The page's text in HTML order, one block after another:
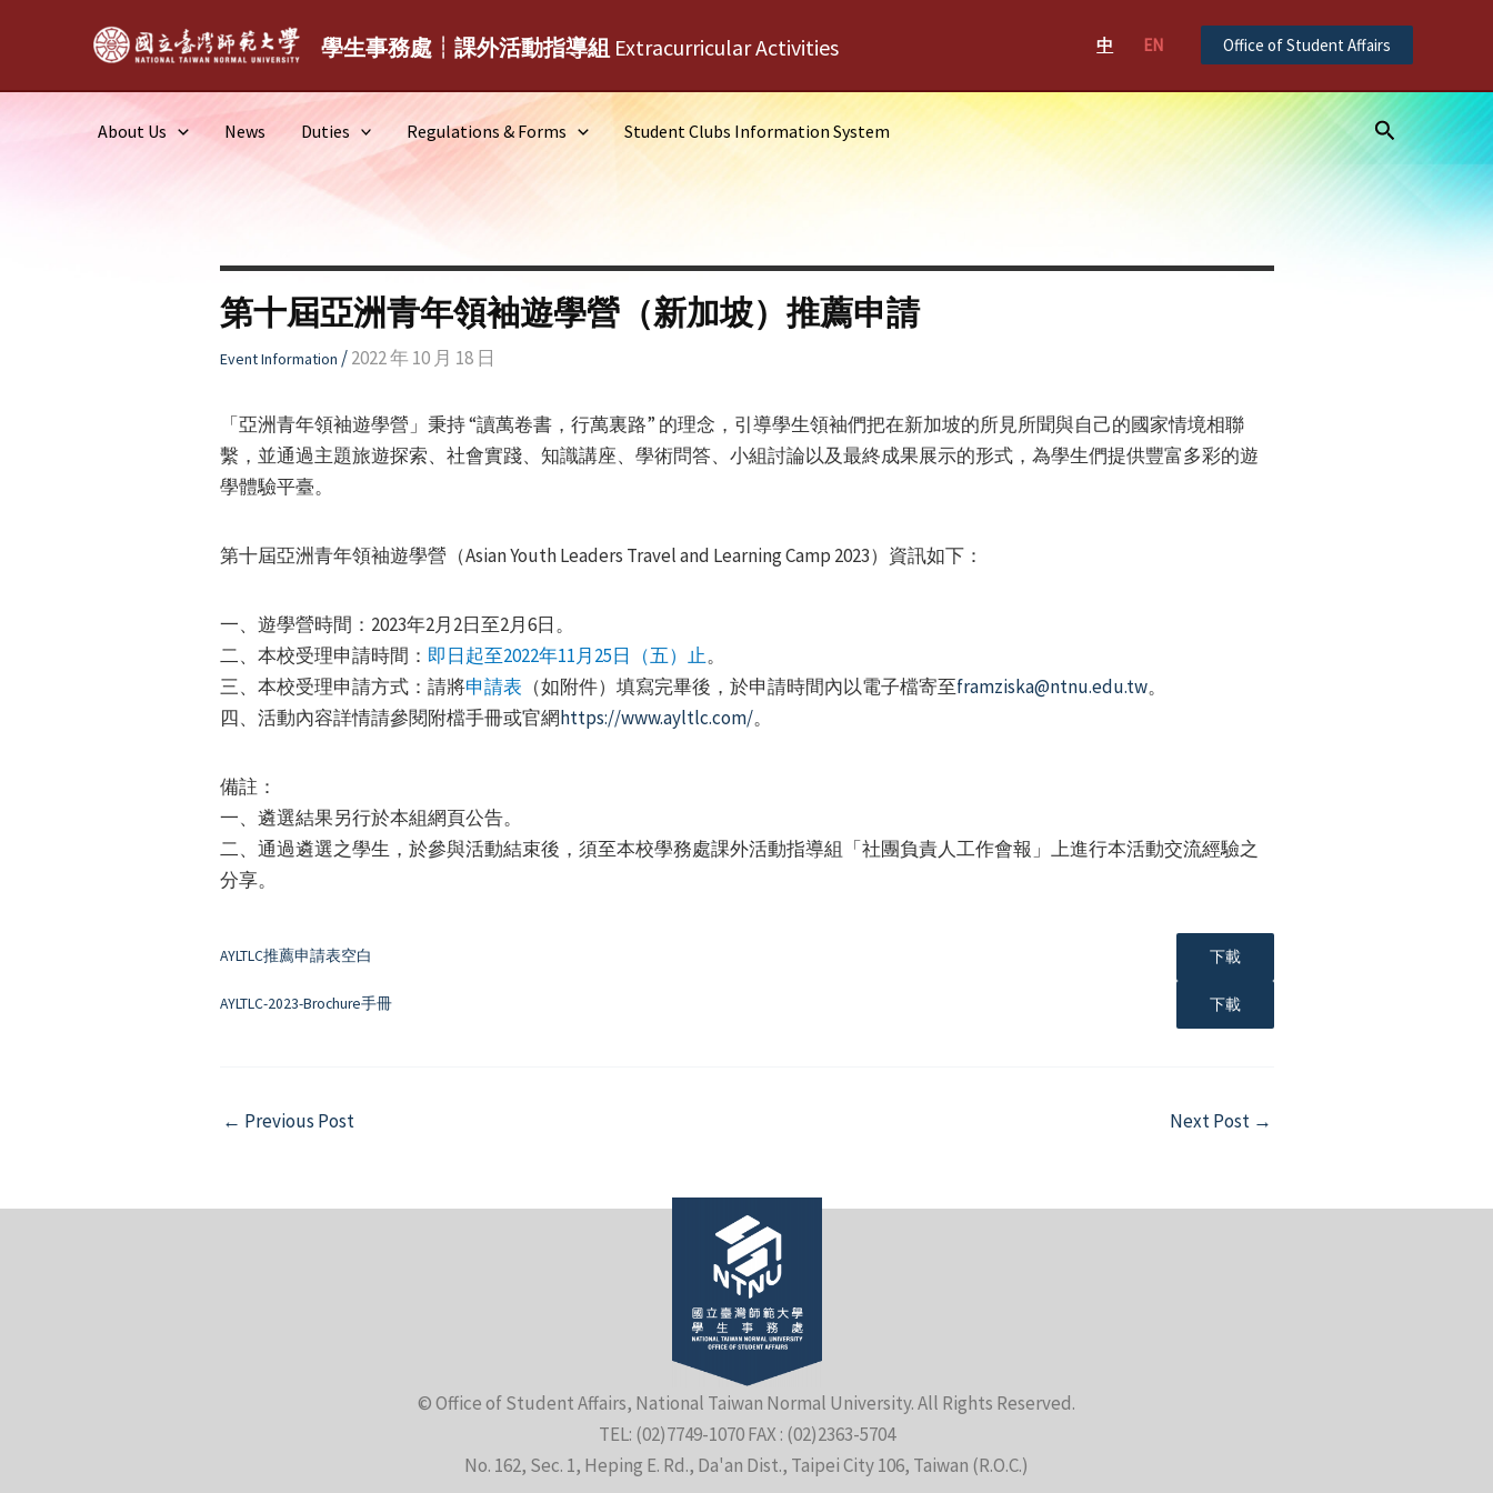
學生事務處┆課外活動指導組 Extracurricular Activities 中 EN Office of Student Affairs
About Us News Duties Regulations & Forms Student Clubs Information System Search
第十屆亞洲青年領袖遊學營（新加坡）推薦申請
Event Information /2022 年 10 月 18 日
「亞洲青年領袖遊學營」秉持 “讀萬卷書，行萬裏路” 的理念，引導學生領袖們把在新加坡的所見所聞與自己的國家情境相聯
繫，並通過主題旅遊探索、社會實踐、知識講座、學術問答、小組討論以及最終成果展示的形式，為學生們提供豐富多彩的遊
學體驗平臺。
第十屆亞洲青年領袖遊學營（Asian Youth Leaders Travel and Learning Camp 2023）資訊如下：
一、遊學營時間：2023年2月2日至2月6日。
二、本校受理申請時間： 即日起至2022年11月25日（五）止。
三、本校受理申請方式：請將申請表 （如附件）填寫完畢後，於申請時間內以電子檔寄至framziska@ntnu.edu.tw。
四、活動內容詳情請參閱附檔手冊或官網https://www.ayltlc.com/。
備註：
一、遴選結果另行於本組網頁公告。
二、通過遴選之學生，於參與活動結束後，須至本校學務處課外活動指導組「社團負責人工作會報」上進行本活動交流經驗之
分享。
AYLTLC推薦申請表空白 下載
AYLTLC-2023-Brochure手冊 下載
Post
← Previous Post Next Post →
© Office of Student Affairs, National Taiwan Normal University. All Rights Reserved.
TEL: (02)7749-1070 FAX : (02)2363-5704
No. 162, Sec. 1, Heping E. Rd., Da'an Dist., Taipei City 106, Taiwan (R.O.C.)